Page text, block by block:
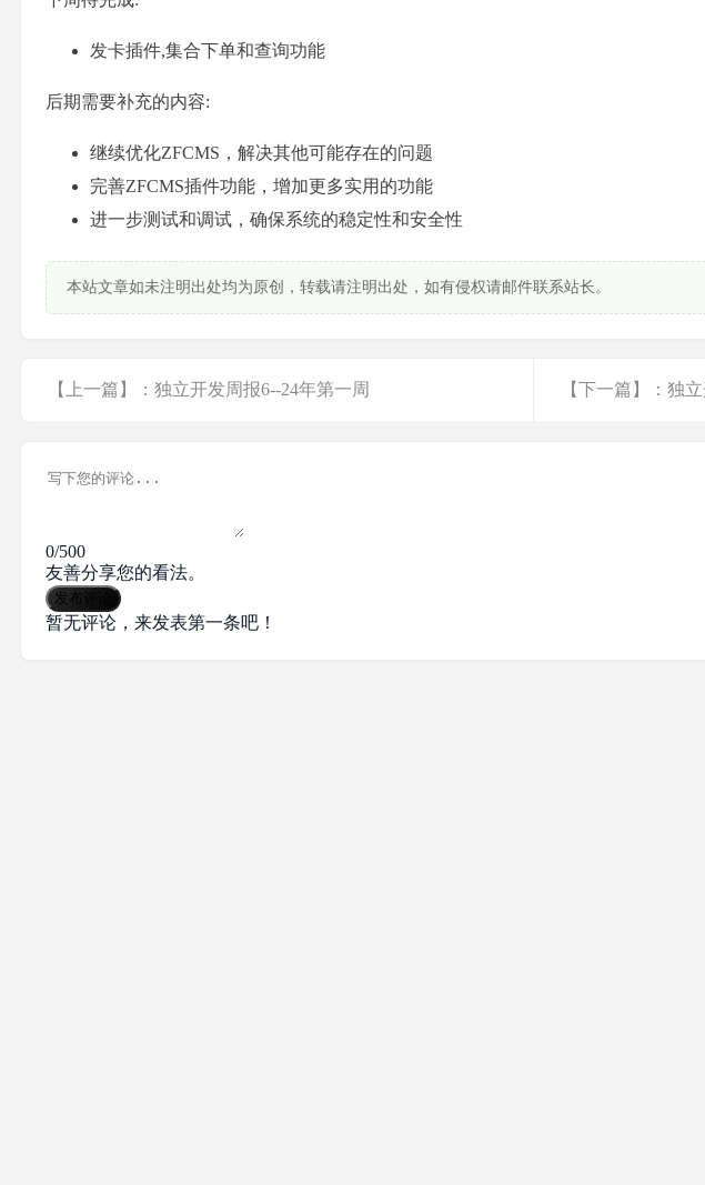
发卡插件,集合下单和查询功能
后期需要补充的内容:
继续优化ZFCMS，解决其他可能存在的问题
完善ZFCMS插件功能，增加更多实用的功能
进一步测试和调试，确保系统的稳定性和安全性
本站文章如未注明出处均为原创，转载请注明出处，如有侵权请邮件联系站长。
【上一篇】：独立开发周报6--24年第一周 【下一篇】：独
0/500
友善分享您的看法。
发布评论
暂无评论，来发表第一条吧！